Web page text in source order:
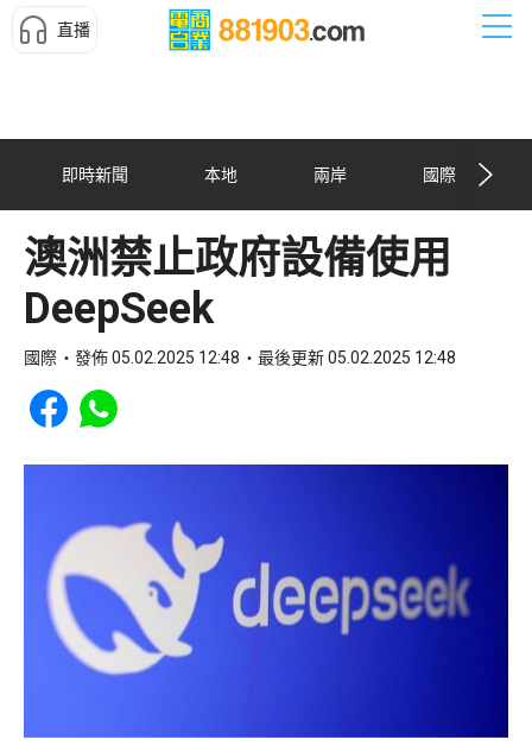
直播
即時新聞 本地 兩岸 國際
澳洲禁止政府設備使用
DeepSeek
國際 發佈 05.02.2025 12:48 最後更新 05.02.2025 12:48
Share to Facebook
Share to WhatsApp